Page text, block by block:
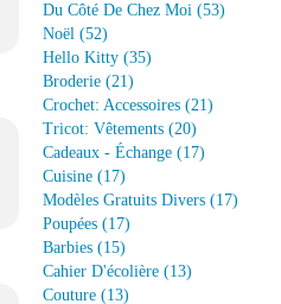
Du Côté De Chez Moi (53)
Noël (52)
Hello Kitty (35)
Broderie (21)
Crochet: Accessoires (21)
Tricot: Vêtements (20)
Cadeaux - Échange (17)
Cuisine (17)
Modèles Gratuits Divers (17)
Poupées (17)
Barbies (15)
Cahier D'écolière (13)
Couture (13)